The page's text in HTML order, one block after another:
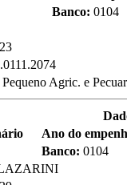
Banco: 0104
Agric. e
Ano do
Banco: 0104